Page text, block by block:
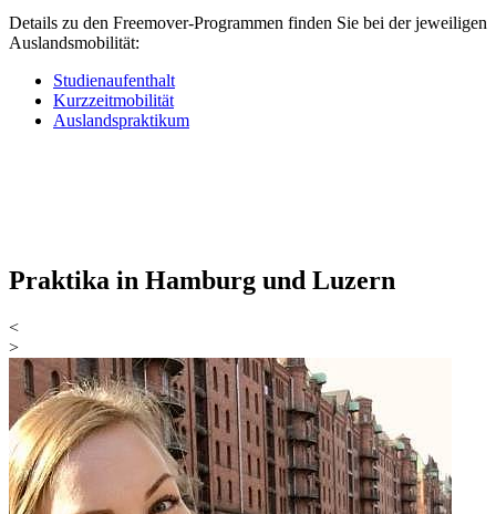
Details zu den Freemover-Programmen finden Sie bei der jeweiligen
Auslandsmobilität:
Studienaufenthalt
Kurzzeitmobilität
Auslandspraktikum
Praktika in Hamburg und Luzern
<
>